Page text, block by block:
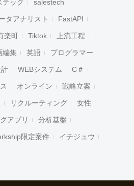
テック salestech
タアナリスト FastAPI
楽町 Tiktok 上流工程
編集 英語 プログラマー
WEBシステム C＃
オンライン 戦略立案
リクルーティング 女性
アプリ 分析基盤
限定案件 イチジュウ